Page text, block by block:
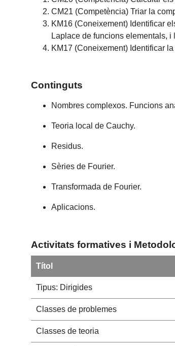
CM21 (Competència) Triar la
KM16 (Coneixement) Identificar
Laplace de funcions elementals,
KM17 (Coneixement) Identificar
Continguts
Nombres complexos. Funcions
Teoria local de Cauchy.
Residus.
Sèries de Fourier.
Transformada de Fourier.
Aplicacions.
Activitats formatives i
Títol
Tipus: Dirigides
Classes de problemes
Classes de teoria